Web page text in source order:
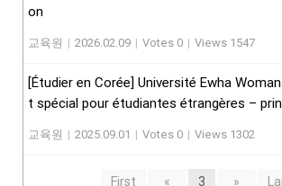
on
교육원 | 2026.02.09 | Votes 0 | Views 1547
[Étudier en Corée] Université Ewha
t spécial pour étudiantes étrangères –
교육원 | 2025.09.01 | Votes 0 | Views 1302
First « 3 »